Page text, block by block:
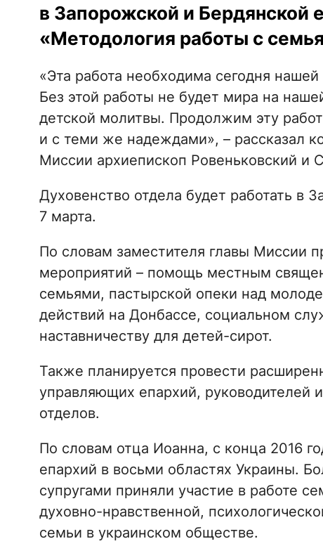
в Запорожской и Бердянской
«Методология работы с
«Эта работа необходима сегодня
Без этой работы не будет мира на
детской молитвы. Продолжим эту
и с теми же надеждами», – рассказал
Миссии архиепископ Ровеньковский и
Духовенство отдела будет работать в
7 марта.
По словам заместителя главы Миссии
мероприятий – помощь местным
семьями, пастырской опеки над
действий на Донбассе, социальном
наставничеству для детей-сирот.
Также планируется провести
управляющих епархий, руководителей
отделов.
По словам отца Иоанна, с конца 2016
епархий в восьми областях Украины.
супругами приняли участие в работе
духовно-нравственной,
семьи в украинском обществе.